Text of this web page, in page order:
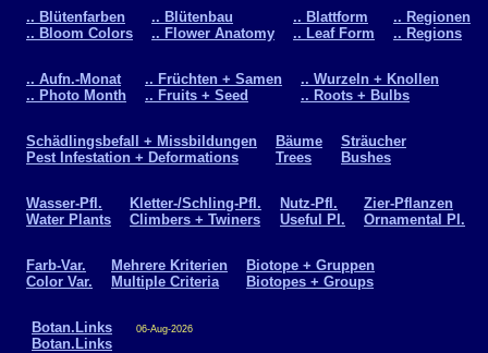
.. Blütenfarben
.. Bloom Colors
.. Blütenbau
.. Flower Anatomy
.. Blattform
.. Leaf Form
.. Regionen
.. Regions
.. Aufn.-Monat
.. Photo Month
.. Früchten + Samen
.. Fruits + Seed
.. Wurzeln + Knollen
.. Roots + Bulbs
Schädlingsbefall + Missbildungen
Pest Infestation + Deformations
Bäume
Trees
Sträucher
Bushes
Wasser-Pfl.
Water Plants
Kletter-/Schling-Pfl.
Climbers + Twiners
Nutz-Pfl.
Useful Pl.
Zier-Pflanzen
Ornamental Pl.
Farb-Var.
Color Var.
Mehrere Kriterien
Multiple Criteria
Biotope + Gruppen
Biotopes + Groups
Botan.Links
Botan.Links
06-Aug-2026